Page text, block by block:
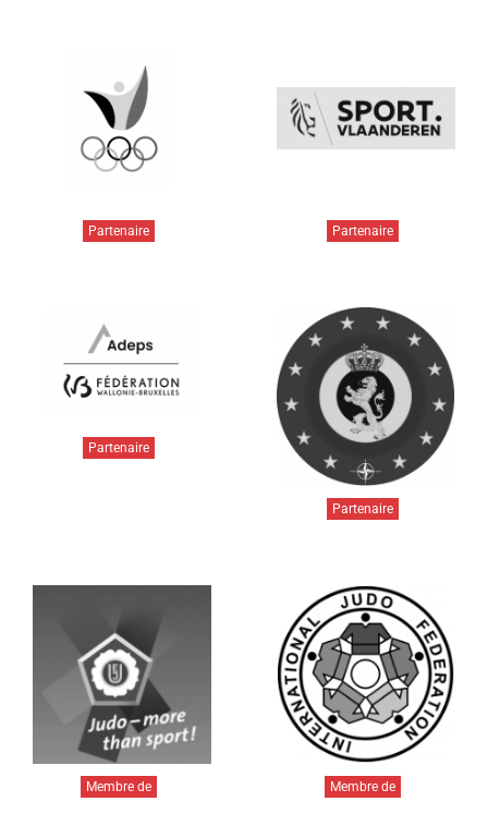
Partenaire Partenaire
Partenaire
Partenaire
Membre de Membre de